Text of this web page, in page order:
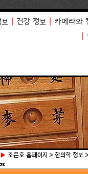
건강 정보
카메라와
▶ 조은호 홈페이지 > 한의학 정보